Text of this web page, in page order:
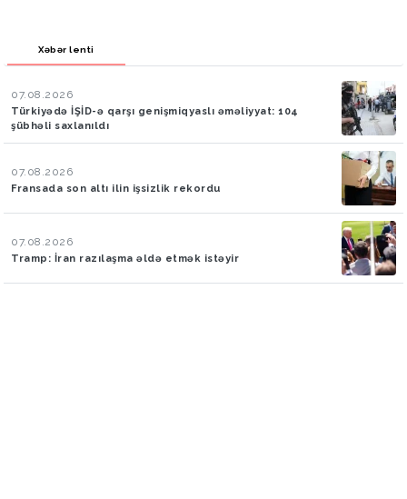
Xəbər lenti
07.08.2026
Türkiyədə İŞİD-ə qarşı genişmiqyaslı əməliyyat: 104
şübhəli saxlanıldı
07.08.2026
Fransada son altı ilin işsizlik rekordu
07.08.2026
Tramp: İran razılaşma əldə etmək istəyir